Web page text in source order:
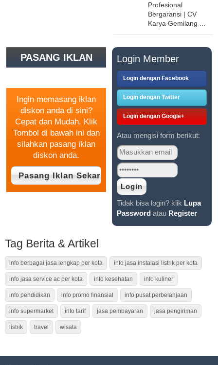
Profesional
Bergaransi | CV
Karya Gemilang ...
PASANG IKLAN
Ingin memasang iklan
diskon anda di sini?
Cepat dan Mudah. Klik
Tombol di bawah ini dan
silahkan pasang iklan
diskon anda.
Login Member
Login dengan Facebook
Login dengan Twitter
Login dengan Google+
Atau mengisi form berikut:
Tidak bisa login? klik Lupa
Password atau Register
Tag Berita & Artikel
info berbagai jasa lengkap per kota info jasa instalasi listrik per kota
info jasa service ac per kota info kesehatan info kuliner
info pendidikan info promo finansial info pusat perbelanjaan
info supermarket info tarif jasa pembayaran jasa pengiriman
listrik travel wisata